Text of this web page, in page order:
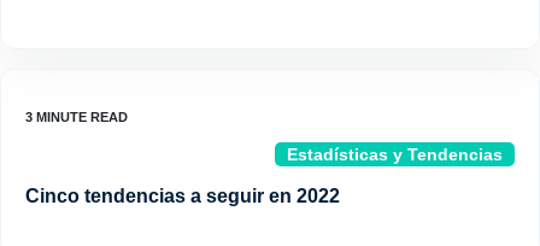
Estadísticas y Tendencias
Cinco tendencias a seguir en 2022